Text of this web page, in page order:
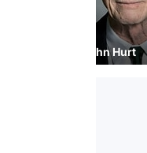
John Hurt